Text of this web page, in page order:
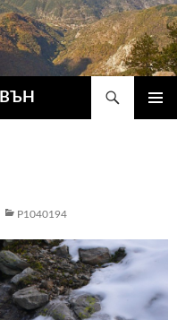
P1040194